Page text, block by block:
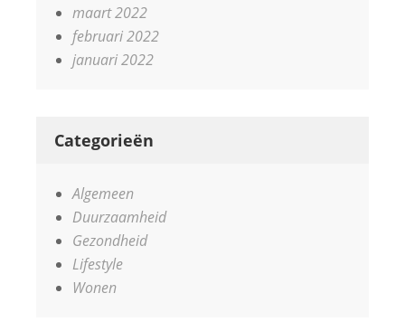
maart 2022
februari 2022
januari 2022
Categorieën
Algemeen
Duurzaamheid
Gezondheid
Lifestyle
Wonen